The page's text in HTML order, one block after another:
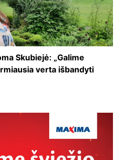
Skubiejė: „Galime
verta išbandyti